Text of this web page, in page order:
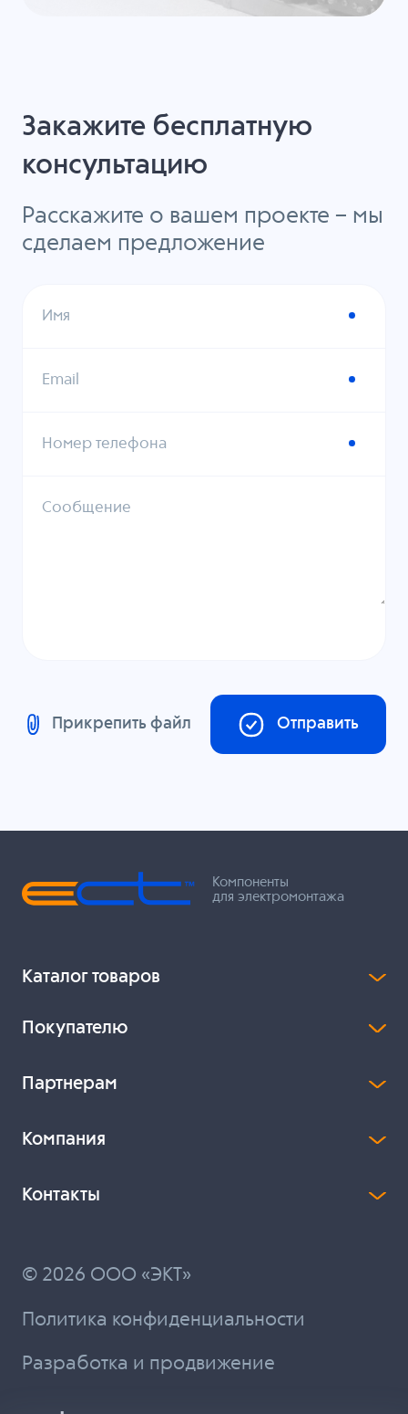
Закажите бесплатную
консультацию
Расскажите о вашем проекте – мы
сделаем предложение
Имя
Email
Номер телефона
Сообщение
Прикрепить файл Отправить
Компоненты
для электромонтажа
Каталог товаров
Покупателю
Партнерам
Компания
Контакты
© 2026 ООО «ЭКТ»
Политика конфиденциальности
Разработка и продвижение